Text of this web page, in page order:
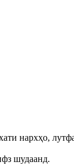
нархҳо,
шудаанд.